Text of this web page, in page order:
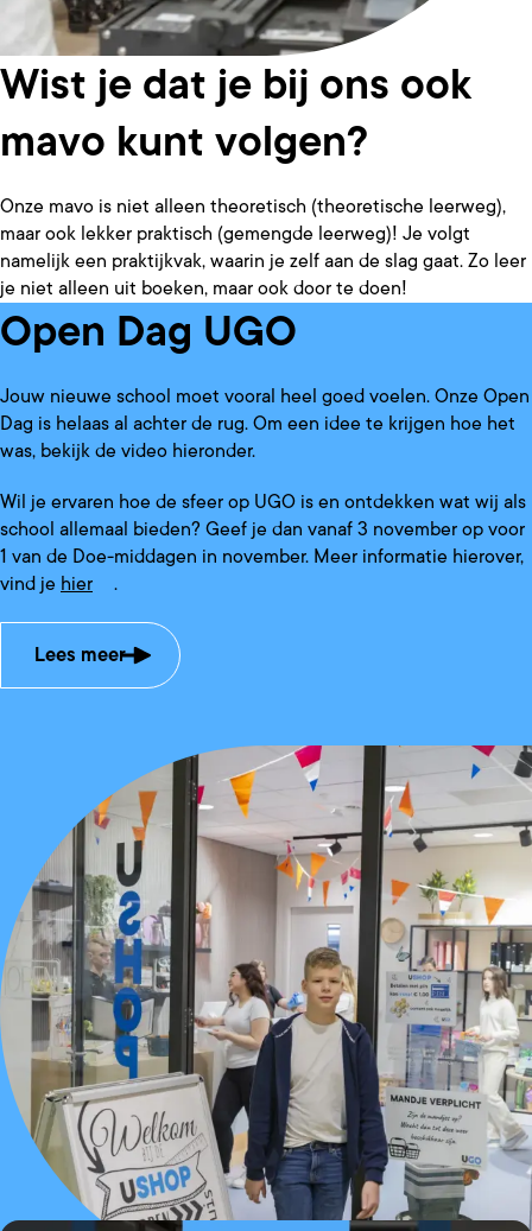
Wist je dat je bij ons ook
mavo kunt volgen?
Onze mavo is niet alleen theoretisch (theoretische leerweg),
maar ook lekker praktisch (gemengde leerweg)! Je volgt
namelijk een praktijkvak, waarin je zelf aan de slag gaat. Zo leer
je niet alleen uit boeken, maar ook door te doen!
Open Dag UGO
Jouw nieuwe school moet vooral heel goed voelen. Onze Open
Dag is helaas al achter de rug. Om een idee te krijgen hoe het
was, bekijk de video hieronder.
Wil je ervaren hoe de sfeer op UGO is en ontdekken wat wij als
school allemaal bieden? Geef je dan vanaf 3 november op voor
1 van de Doe-middagen in november. Meer informatie hierover,
vind je hier .
Lees meer